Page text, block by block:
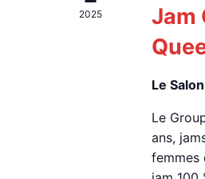
2025
Jam
Le Salon
Le
ans,
femmes